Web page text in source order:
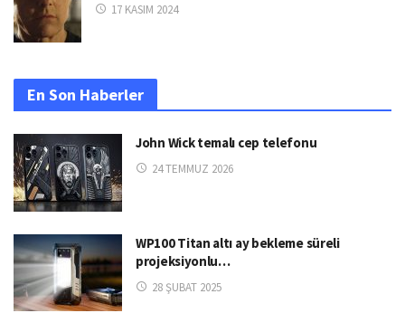
17 KASIM 2024
En Son Haberler
John Wick temalı cep telefonu
24 TEMMUZ 2026
WP100 Titan altı ay bekleme süreli
projeksiyonlu…
28 ŞUBAT 2025